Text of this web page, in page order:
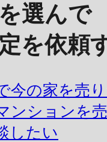
選んで
を依頼
今の家を売
ンションを
したい